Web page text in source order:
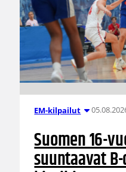
EM-kilpailut
Suomen 16-
suuntaavat